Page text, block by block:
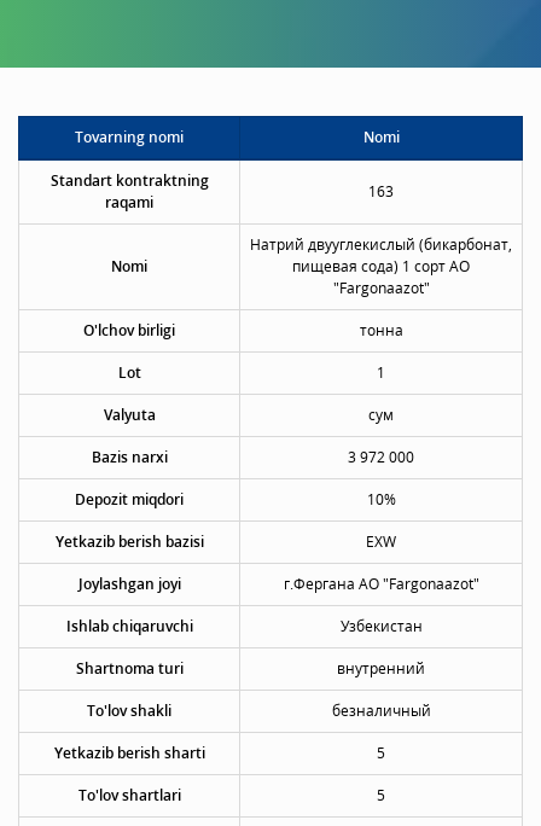
Tovarning nomi Nomi
Standart kontraktning
raqami
163
Nomi
Натрий двууглекислый (бикарбонат,
пищевая сода) 1 сорт АО
"Fargonaazot"
O'lchov birligi тонна
Lot 1
Valyuta сум
Bazis narxi 3 972 000
Depozit miqdori 10%
Yetkazib berish bazisi EXW
Joylashgan joyi г.Фергана АО "Fargonaazot"
Ishlab chiqaruvchi Узбекистан
Shartnoma turi внутренний
To'lov shakli безналичный
Yetkazib berish sharti 5
To'lov shartlari 5